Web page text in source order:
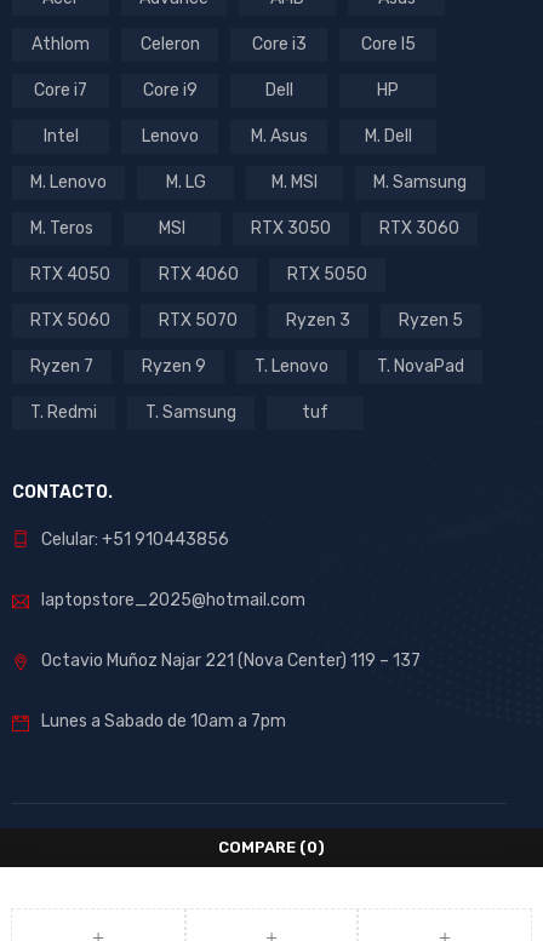
Athlom Celeron Core i3 Core I5
Core i7 Core i9 Dell HP
Intel Lenovo M. Asus M. Dell
M. Lenovo M. LG M. MSI M. Samsung
M. Teros MSI RTX 3050 RTX 3060
RTX 4050 RTX 4060 RTX 5050
RTX 5060 RTX 5070 Ryzen 3 Ryzen 5
Ryzen 7 Ryzen 9 T. Lenovo T. NovaPad
T. Redmi T. Samsung tuf
CONTACTO.
Celular: +51 910443856
laptopstore_2025@hotmail.com
Octavio Muñoz Najar 221 (Nova Center) 119 – 137
Lunes a Sabado de 10am a 7pm
COMPARE (0)